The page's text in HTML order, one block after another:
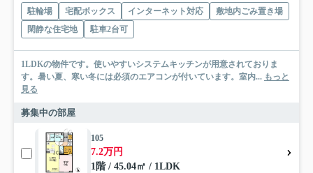
駐輪場 宅配ボックス インターネット対応
敷地内ごみ置き場
閑静な住宅地
駐車2台可
1LDKの物件です。使いやすいシステムキッチンが用意されておりま
す。暑い夏、寒い冬には必須のエアコンが付いています。室内... もっと
見る
募集中の部屋
105
7.2万円
1階 / 45.04㎡ / 1LDK